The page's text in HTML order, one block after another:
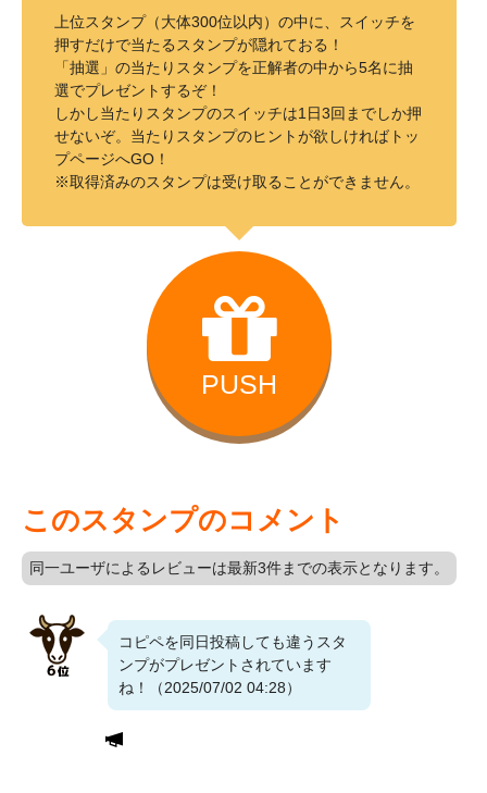
上位スタンプ（大体300位以内）の中に、スイッチを
押すだけで当たるスタンプが隠れておる！
「抽選」の当たりスタンプを正解者の中から5名に抽
選でプレゼントするぞ！
しかし当たりスタンプのスイッチは1日3回までしか押
せないぞ。当たりスタンプのヒントが欲しければトッ
プページへGO！
※取得済みのスタンプは受け取ることができません。
PUSH
このスタンプのコメント
同一ユーザによるレビューは最新3件までの表示となります。
コピペを同日投稿しても違うスタ
ンプがプレゼントされています
ね！（2025/07/02 04:28）